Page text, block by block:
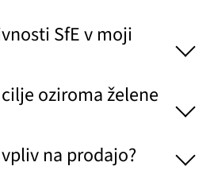
SfE v moji
oziroma želene
na prodajo?